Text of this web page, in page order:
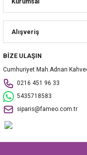
Alışveriş
BİZE ULAŞIN
Cumhuriyet Mah.Adnan
0216 451 96 33
5435718583
siparis@fameo.com.tr